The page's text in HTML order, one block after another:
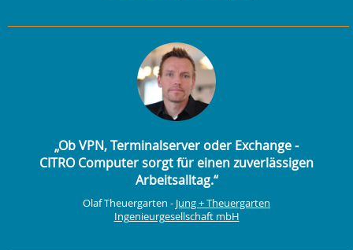
„Ob VPN, Terminalserver oder Exchange -
CITRO Computer sorgt für einen zuverlässigen
Arbeitsalltag.“
Olaf Theuergarten - Jung + Theuergarten
Ingenieurgesellschaft mbH